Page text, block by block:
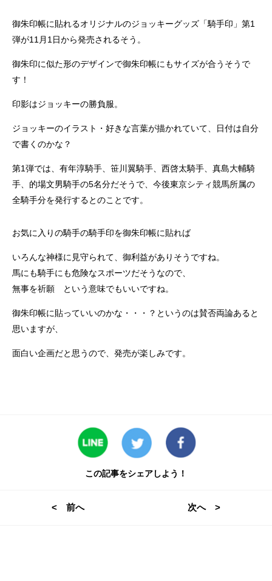
御朱印帳に貼れるオリジナルのジョッキーグッズ「騎手印」第1
弾が11月1日から発売されるそう。
御朱印に似た形のデザインで御朱印帳にもサイズが合うそうで
す！
印影はジョッキーの勝負服。
ジョッキーのイラスト・好きな言葉が描かれていて、日付は自分
で書くのかな？
第1弾では、有年淳騎手、笹川翼騎手、西啓太騎手、真島大輔騎
手、的場文男騎手の5名分だそうで、今後東京シティ競馬所属の
全騎手分を発行するとのことです。
お気に入りの騎手の騎手印を御朱印帳に貼れば
いろんな神様に見守られて、御利益がありそうですね。
馬にも騎手にも危険なスポーツだそうなので、
無事を祈願 という意味でもいいですね。
御朱印帳に貼っていいのかな・・・？というのは賛否両論あると
思いますが、
面白い企画だと思うので、発売が楽しみです。
この記事をシェアしよう！
< 前へ 次へ >